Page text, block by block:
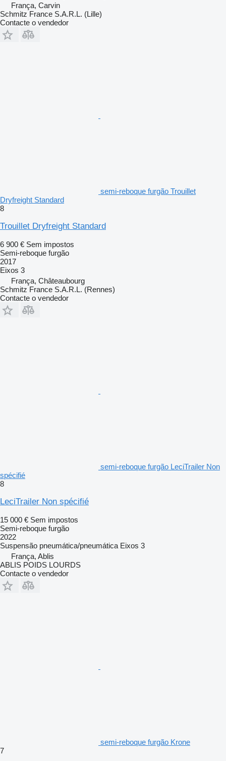
França, Carvin
Schmitz France S.A.R.L. (Lille)
Contacte o vendedor
semi-reboque furgão Trouillet
Dryfreight Standard
8
Trouillet Dryfreight Standard
6 900 € Sem impostos
Semi-reboque furgão
2017
Eixos 3
França, Châteaubourg
Schmitz France S.A.R.L. (Rennes)
Contacte o vendedor
semi-reboque furgão LeciTrailer Non
spécifié
8
LeciTrailer Non spécifié
15 000 € Sem impostos
Semi-reboque furgão
2022
Suspensão pneumática/pneumática Eixos 3
França, Ablis
ABLIS POIDS LOURDS
Contacte o vendedor
semi-reboque furgão Krone
7